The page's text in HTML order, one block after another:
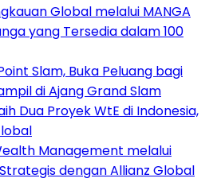
Global melalui MANGA
yang Tersedia dalam 100
Slam, Buka Peluang bagi
di Ajang Grand Slam
Dua Proyek WtE di Indonesia,
Management melalui
dengan Allianz Global